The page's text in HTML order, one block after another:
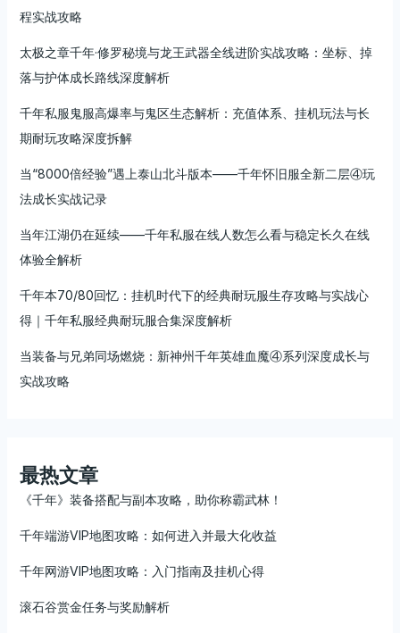
程实战攻略
太极之章千年·修罗秘境与龙王武器全线进阶实战攻略：坐标、掉
落与护体成长路线深度解析
千年私服鬼服高爆率与鬼区生态解析：充值体系、挂机玩法与长
期耐玩攻略深度拆解
当“8000倍经验”遇上泰山北斗版本——千年怀旧服全新二层④玩
法成长实战记录
当年江湖仍在延续——千年私服在线人数怎么看与稳定长久在线
体验全解析
千年本70/80回忆：挂机时代下的经典耐玩服生存攻略与实战心
得｜千年私服经典耐玩服合集深度解析
当装备与兄弟同场燃烧：新神州千年英雄血魔④系列深度成长与
实战攻略
最热文章
《千年》装备搭配与副本攻略，助你称霸武林！
千年端游VIP地图攻略：如何进入并最大化收益
千年网游VIP地图攻略：入门指南及挂机心得
滚石谷赏金任务与奖励解析